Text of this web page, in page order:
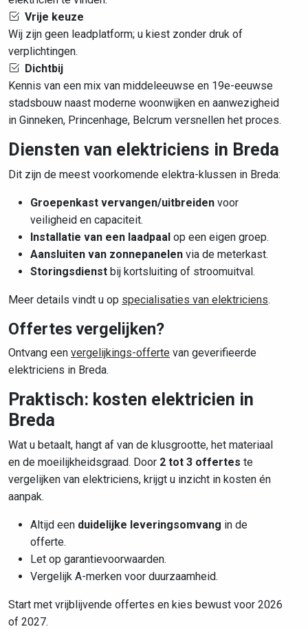
Vrije keuze
Wij zijn geen leadplatform; u kiest zonder druk of
verplichtingen.
Dichtbij
Kennis van een mix van middeleeuwse en 19e-eeuwse
stadsbouw naast moderne woonwijken en aanwezigheid
in Ginneken, Princenhage, Belcrum versnellen het proces.
Diensten van elektriciens in Breda
Dit zijn de meest voorkomende elektra-klussen in Breda:
Groepenkast vervangen/uitbreiden voor
veiligheid en capaciteit.
Installatie van een laadpaal op een eigen groep.
Aansluiten van zonnepanelen via de meterkast.
Storingsdienst bij kortsluiting of stroomuitval.
Meer details vindt u op specialisaties van elektriciens.
Offertes vergelijken?
Ontvang een vergelijkings-offerte van geverifieerde
elektriciens in Breda.
Praktisch: kosten elektricien in
Breda
Wat u betaalt, hangt af van de klusgrootte, het materiaal
en de moeilijkheidsgraad. Door 2 tot 3 offertes te
vergelijken van elektriciens, krijgt u inzicht in kosten én
aanpak.
Altijd een duidelijke leveringsomvang in de
offerte.
Let op garantievoorwaarden.
Vergelijk A-merken voor duurzaamheid.
Start met vrijblijvende offertes en kies bewust voor 2026
of 2027.